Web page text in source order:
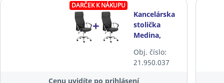
DARČEK K NÁKUPU
Kancelárska
stolička
Medina,
sivá
Obj. číslo:
21.950.037
Cenu uvidíte po prihlásení